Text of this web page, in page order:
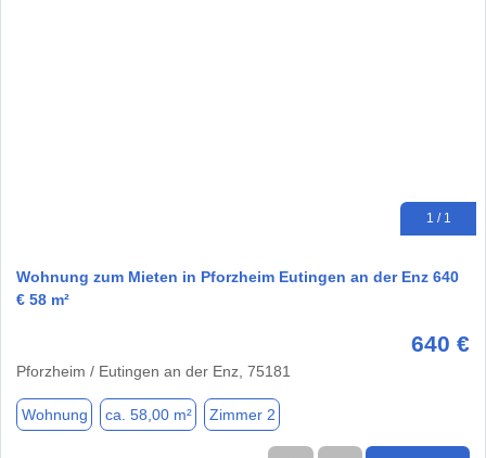
1 / 1
Wohnung zum Mieten in Pforzheim Eutingen an der Enz 640
€ 58 m²
640 €
Pforzheim / Eutingen an der Enz, 75181
Wohnung ca. 58,00 m² Zimmer 2